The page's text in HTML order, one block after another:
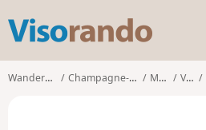
s
o
Wanderungen Champagne-Ardenne Marne Verzy